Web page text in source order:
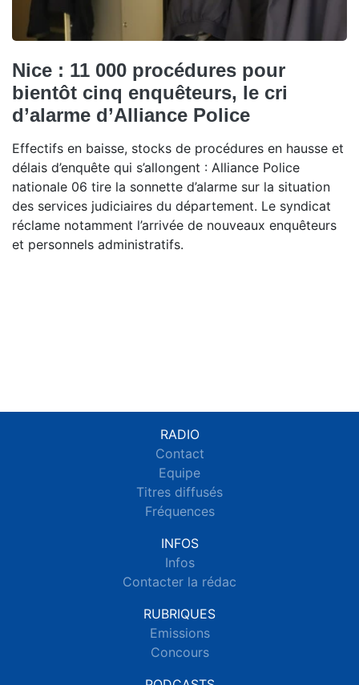
Nice : 11 000 procédures pour
bientôt cinq enquêteurs, le cri
d’alarme d’Alliance Police
Effectifs en baisse, stocks de procédures en hausse et
délais d’enquête qui s’allongent : Alliance Police
nationale 06 tire la sonnette d’alarme sur la situation
des services judiciaires du département. Le syndicat
réclame notamment l’arrivée de nouveaux enquêteurs
et personnels administratifs.
RADIO
Contact
Equipe
Titres diffusés
Fréquences
INFOS
Infos
Contacter la rédac
RUBRIQUES
Emissions
Concours